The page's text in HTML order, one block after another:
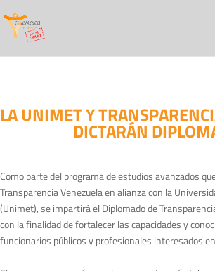
LA UNIMET Y
DICTARÁN
Como parte del programa de estudios avanzados
Transparencia Venezuela en alianza con la
(Unimet), se impartirá el Diplomado de
con la finalidad de fortalecer las capacidades y
funcionarios públicos y profesionales interesados